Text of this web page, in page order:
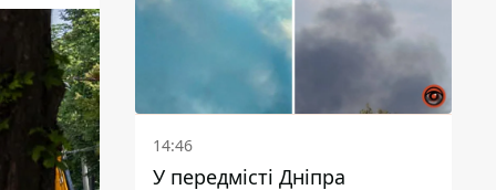
14:46
У передмісті Дніпра